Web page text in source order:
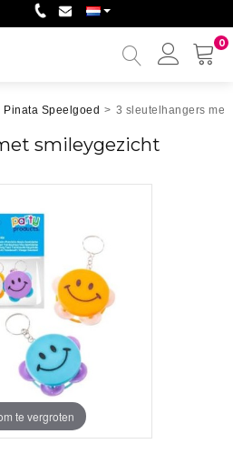
0
Mijn
Pinata Speelgoed > 3 sleutelhangers met
smileygezicht
te vergroten